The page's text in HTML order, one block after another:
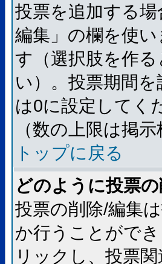
投票を追加する
編集」の欄を使
す（選択肢を作
い）。投票期間
は0に設定してく
（数の上限は掲
トップに戻る
どのように投票
投票の削除/編集
か行うことがで
リックし、投票